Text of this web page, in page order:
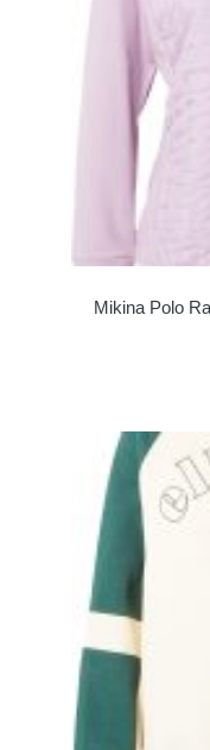
Mikina Polo